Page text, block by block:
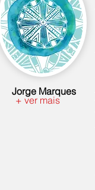
Jorge Marques
+ ver mais